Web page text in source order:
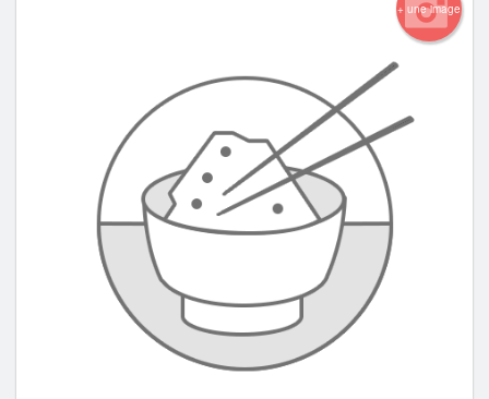
+ une image